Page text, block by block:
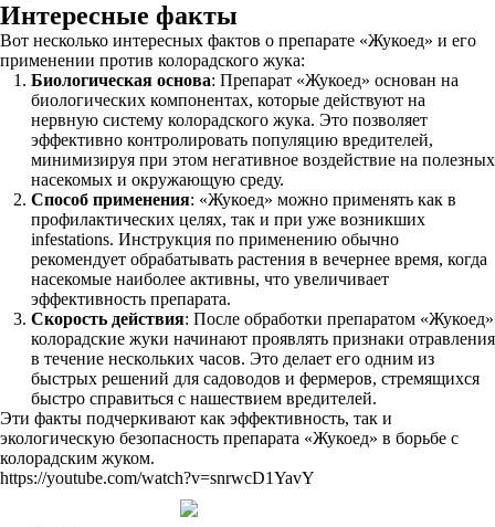
Интересные факты
Вот несколько интересных фактов о препарате «Жукоед» и его
применении против колорадского жука:
Биологическая основа: Препарат «Жукоед» основан на
биологических компонентах, которые действуют на
нервную систему колорадского жука. Это позволяет
эффективно контролировать популяцию вредителей,
минимизируя при этом негативное воздействие на полезных
насекомых и окружающую среду.
Способ применения: «Жукоед» можно применять как в
профилактических целях, так и при уже возникших
infestations. Инструкция по применению обычно
рекомендует обрабатывать растения в вечернее время, когда
насекомые наиболее активны, что увеличивает
эффективность препарата.
Скорость действия: После обработки препаратом «Жукоед»
колорадские жуки начинают проявлять признаки отравления
в течение нескольких часов. Это делает его одним из
быстрых решений для садоводов и фермеров, стремящихся
быстро справиться с нашествием вредителей.
Эти факты подчеркивают как эффективность, так и
экологическую безопасность препарата «Жукоед» в борьбе с
колорадским жуком.
https://youtube.com/watch?v=snrwcD1YavY